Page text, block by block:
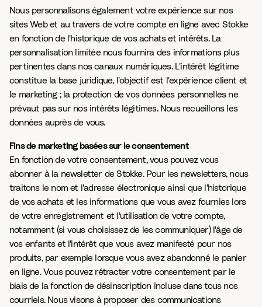
Nous personnalisons également votre expérience sur nos
sites Web et au travers de votre compte en ligne avec Stokke
en fonction de l'historique de vos achats et intérêts. La
personnalisation limitée nous fournira des informations plus
pertinentes dans nos canaux numériques. L'intérêt légitime
constitue la base juridique, l'objectif est l'expérience client et
le marketing ; la protection de vos données personnelles ne
prévaut pas sur nos intérêts légitimes. Nous recueillons les
données auprès de vous.
Fins de marketing basées sur le consentement
En fonction de votre consentement, vous pouvez vous
abonner à la newsletter de Stokke. Pour les newsletters, nous
traitons le nom et l'adresse électronique ainsi que l'historique
de vos achats et les informations que vous avez fournies lors
de votre enregistrement et l'utilisation de votre compte,
notamment (si vous choisissez de les communiquer) l'âge de
vos enfants et l'intérêt que vous avez manifesté pour nos
produits, par exemple lorsque vous avez abandonné le panier
en ligne. Vous pouvez rétracter votre consentement par le
biais de la fonction de désinscription incluse dans tous nos
courriels. Nous visons à proposer des communications